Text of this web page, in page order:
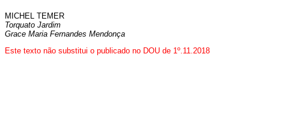
MICHEL TEMER
Torquato Jardim
Grace Maria Fernandes Mendonça
Este texto não substitui o publicado no DOU de 1º.11.2018